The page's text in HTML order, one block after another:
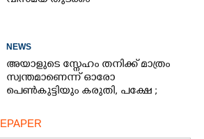
NEWS
അയാളുടെ സ്നേഹം തനിക്ക് മാത്രം
സ്വന്തമാണെന്ന് ഓരോ
പെൺകുട്ടിയും കരുതി,​ പക്ഷേ ;
ടോക്സിക് ട്രെയിലർ
EPAPER